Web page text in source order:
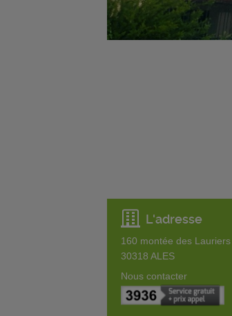
L'adresse
160 montée des Lauriers
30318 ALES
Nous contacter